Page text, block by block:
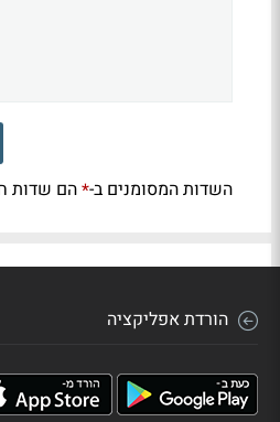
השדות המסומנים ב-*הם שדות
הורדת אפליקציה